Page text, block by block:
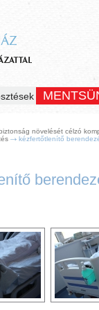
növelését célzó
kézfertőtlenítő